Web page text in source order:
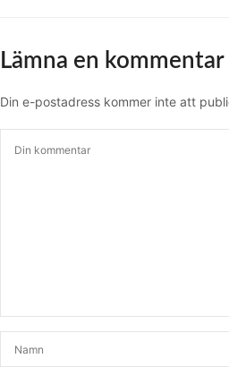
Lämna en kommentar
Din e-postadress kommer inte att